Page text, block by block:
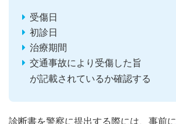
受傷日
初診日
治療期間
交通事故により受傷した旨
が記載されているか確認する
診断書を警察に提出する際には、事前に